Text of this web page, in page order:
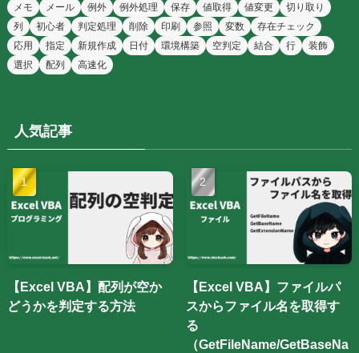
メモ
メール 例外 例外処理 保存 値取得 値変更
切り取り
列
初心者 判定処理 削除 印刷 参照 変数
存在チェック
応用
指定 新規作成 日付 環境構築 空判定 結合 行
装飾
選択
配列 高速化
人気記事
【Excel VBA】配列が空か
どうかを判定する方法
【Excel VBA】ファイルパ
スからファイル名を取得す
る
（GetFileName/GetBaseNa